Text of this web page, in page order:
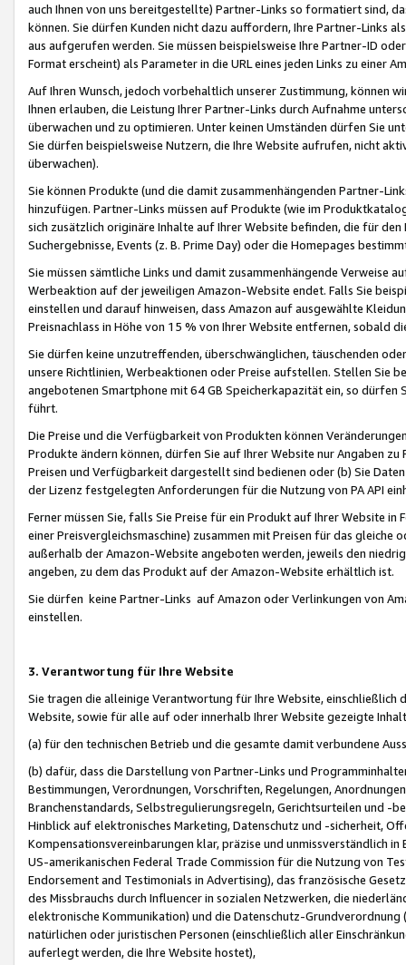
auch Ihnen von uns bereitgestellte) Partner-Links so formatiert sind,
können. Sie dürfen Kunden nicht dazu auffordern, Ihre Partner-Links
aus aufgerufen werden. Sie müssen beispielsweise Ihre Partner-ID
Format erscheint) als Parameter in die URL eines jeden Links zu einer
Auf Ihren Wunsch, jedoch vorbehaltlich unserer Zustimmung, können
Ihnen erlauben, die Leistung Ihrer Partner-Links durch Aufnahme
überwachen und zu optimieren. Unter keinen Umständen dürfen Sie
Sie dürfen beispielsweise Nutzern, die Ihre Website aufrufen, nicht
überwachen).
Sie können Produkte (und die damit zusammenhängenden Partner-
hinzufügen. Partner-Links müssen auf Produkte (wie im
sich zusätzlich originäre Inhalte auf Ihrer Website befinden, die für
Suchergebnisse, Events (z. B. Prime Day) oder die Homepages
Sie müssen sämtliche Links und damit zusammenhängende
Werbeaktion auf der jeweiligen Amazon-Website endet. Falls Sie
einstellen und darauf hinweisen, dass Amazon auf ausgewählte
Preisnachlass in Höhe von 15 % von Ihrer Website entfernen, sobald
Sie dürfen keine unzutreffenden, überschwänglichen, täuschenden
unsere Richtlinien, Werbeaktionen oder Preise aufstellen. Stellen Sie
angebotenen Smartphone mit 64 GB Speicherkapazität ein, so dürfen
führt.
Die Preise und die Verfügbarkeit von Produkten können
Produkte ändern können, dürfen Sie auf Ihrer Website nur Angaben
Preisen und Verfügbarkeit dargestellt sind bedienen oder (b) Sie
der Lizenz festgelegten Anforderungen für die Nutzung von PA API
Ferner müssen Sie, falls Sie Preise für ein Produkt auf Ihrer Website
einer Preisvergleichsmaschine) zusammen mit Preisen für das
außerhalb der Amazon-Website angeboten werden, jeweils den
angeben, zu dem das Produkt auf der Amazon-Website erhältlich ist.
Sie dürfen keine Partner-Links auf Amazon oder Verlinkungen von
einstellen.
3. Verantwortung für Ihre Website
Sie tragen die alleinige Verantwortung für Ihre Website,
Website, sowie für alle auf oder innerhalb Ihrer Website gezeigte
(a) für den technischen Betrieb und die gesamte damit verbundene
(b) dafür, dass die Darstellung von Partner-Links und
Bestimmungen, Verordnungen, Vorschriften, Regelungen,
Branchenstandards, Selbstregulierungsregeln, Gerichtsurteilen und -
Hinblick auf elektronisches Marketing, Datenschutz und -sicherheit,
Kompensationsvereinbarungen klar, präzise und unmissverständlich
US-amerikanischen Federal Trade Commission für die Nutzung von
Endorsement and Testimonials in Advertising), das französische
des Missbrauchs durch Influencer in sozialen Netzwerken, die
elektronische Kommunikation) und die Datenschutz-
natürlichen oder juristischen Personen (einschließlich aller
auferlegt werden, die Ihre Website hostet),